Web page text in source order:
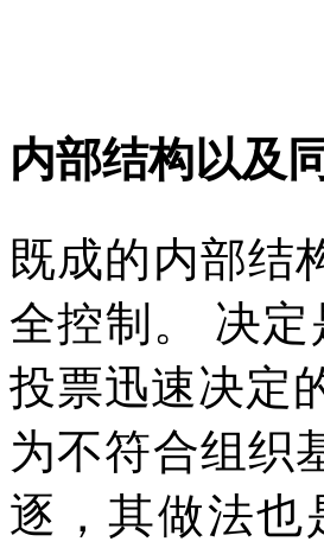
内部结构以及
既成的内部结
全控制。
决
投票迅速决定
为不符合组织
逐，其做法也